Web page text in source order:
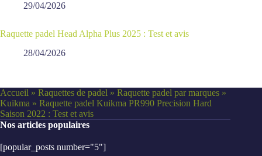
29/04/2026
Raquette padel Head Alpha Plus 2025 : Test et avis
28/04/2026
Accueil » Raquettes de padel » Raquette padel par marques »
Kuikma » Raquette padel Kuikma PR990 Precision Hard
Saison 2022 : Test et avis
Nos articles populaires
[popular_posts number="5"]